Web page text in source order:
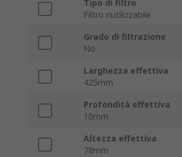
Tipo di filtro
Filtro riutilizzabile
Grado di filtrazione
No
Larghezza effettiva
425mm
Profondità effettiva
10mm
Altezza effettiva
78mm